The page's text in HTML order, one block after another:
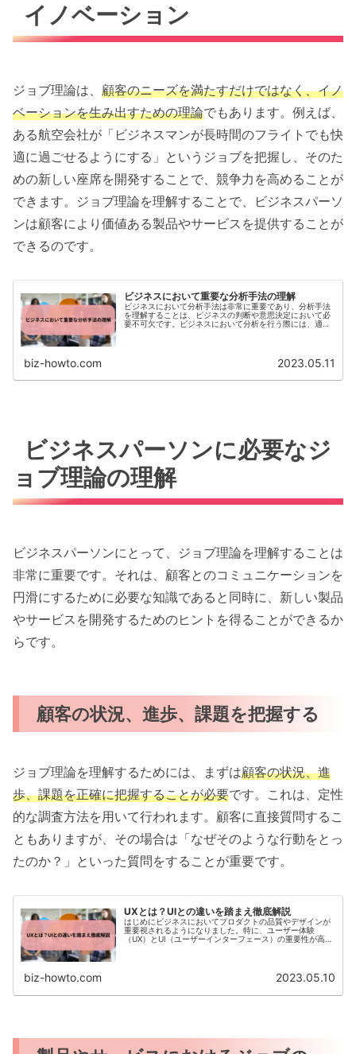
イノベーション
ジョブ理論は、 顧客のニーズを満たすだけではなく、イノ
ベーションを生み出すための理論でもあります。例えば、
ある航空会社が「ビジネスマンが長時間のフライトでも快
適に過ごせるようにする」というジョブを把握し、そのた
めの新しい座席を開発することで、競争力を高めることが
できます。ジョブ理論を理解することで、ビジネスパーソ
ンは顧客により価値ある製品やサービスを提供することが
できるのです。
ビジネスにおいて重要な分析手法の理解
ビジネスにおいて分析手法は非常に重要であり、分析手法
を理解することは、ビジネスの判断や意思決定において必
要不可欠です。ビジネスにおいて分析を行う際には、適切
biz-howto.com 2023.05.11
ビジネスパーソンに必要なジ
ョブ理論の理解
ビジネスパーソンにとって、ジョブ理論を理解することは
非常に重要です。それは、顧客とのコミュニケーションを
円滑にするために必要な知識であると同時に、新しい製品
やサービスを開発するためのヒントを得ることができるか
らです。
顧客の状況、進歩、課題を把握する
ジョブ理論を理解するためには、まずは顧客の状況、進
歩、課題を正確に把握することが必要です。これは、定性
的な調査方法を用いて行われます。顧客に直接質問するこ
ともありますが、その場合は「なぜそのような行動をとっ
たのか？」といった質問をすることが重要です。
UXとは？UIとの違いを踏まえ徹底解説
はじめにビジネスにおいてプロダクトの品質やデザインが
重要視されるようになりました。特に、ユーザー体験
（UX）とUI（ユーザーインターフェース）の重要性が高ま
biz-howto.com 2023.05.10